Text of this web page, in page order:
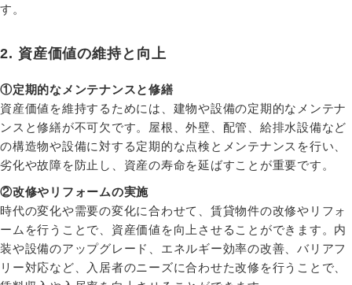
す。
2. 資産価値の維持と向上
①定期的なメンテナンスと修繕
資産価値を維持するためには、建物や設備の定期的なメンテナ
ンスと修繕が不可欠です。屋根、外壁、配管、給排水設備など
の構造物や設備に対する定期的な点検とメンテナンスを行い、
劣化や故障を防止し、資産の寿命を延ばすことが重要です。
②改修やリフォームの実施
時代の変化や需要の変化に合わせて、賃貸物件の改修やリフォ
ームを行うことで、資産価値を向上させることができます。内
装や設備のアップグレード、エネルギー効率の改善、バリアフ
リー対応など、入居者のニーズに合わせた改修を行うことで、